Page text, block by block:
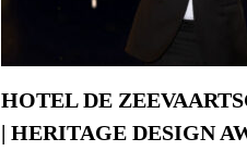
HOTEL DE
| HERITAGE DESIGN